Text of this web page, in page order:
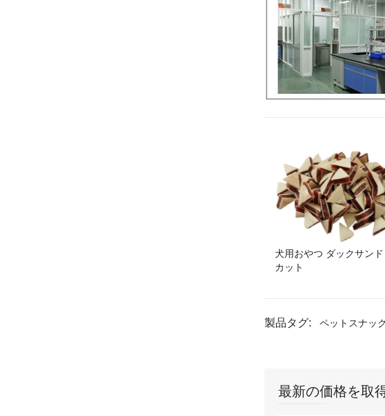
犬用おやつ ダックサンド
カット
製品タグ: ペットスナック
最新の価格を取